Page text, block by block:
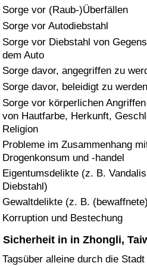
Sorge vor (Raub-)Überfällen
Sorge vor Autodiebstahl
Sorge vor Diebstahl von
dem Auto
Sorge davor, angegriffen zu
Sorge davor, beleidigt zu werden
Sorge vor körperlichen
von Hautfarbe, Herkunft,
Religion
Probleme im Zusammenhang
Drogenkonsum und -handel
Eigentumsdelikte (z. B.
Diebstahl)
Gewaltdelikte (z. B.
Korruption und Bestechung
Sicherheit in in Zhongli,
Tagsüber alleine durch die Stadt
Gesundheitsversorgung
Gesundheitsversorgungs-
Gesundheitsversorgungs-Index
Gesundheitsversorgungs-
Umweltverschmutzung
Umweltverschmutzungs-
Verschmutzungsindex
Umweltverschmutzungs-Index
Verkehr